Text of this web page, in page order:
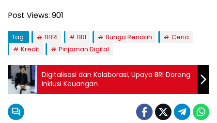
Post Views: 901
Tag: BBRI BRI Bunga Rendah
Ceria
Kredit
Pinjaman Digital
Digitalisasi dan Kolaborasi, Upaya BRI Dorong
Inklusi Keuangan